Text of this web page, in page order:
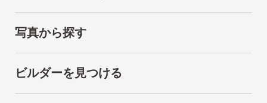
写真から探す
ビルダーを見つける